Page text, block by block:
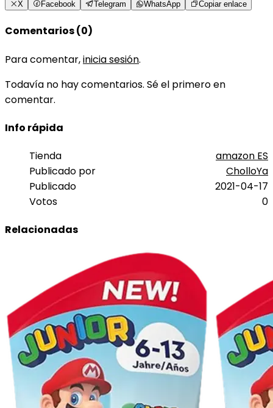
X Facebook Telegram WhatsApp Copiar enlace
Comentarios (0)
Para comentar,inicia sesión.
Todavía no hay comentarios. Sé el primero en
comentar.
Info rápida
Tienda
amazon ES
Publicado por
CholloYa
Publicado
2021-04-17
Votos
0
Relacionadas